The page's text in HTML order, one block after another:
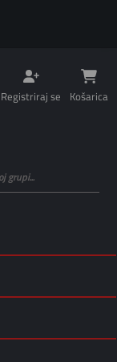
Registriraj se Košarica